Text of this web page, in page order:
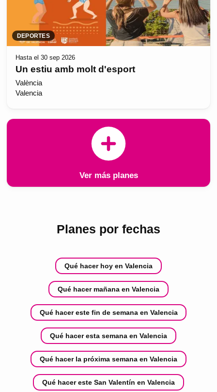
DEPORTES
Hasta el 30 sep 2026
Un estiu amb molt d'esport
València
Valencia
Ver más planes
Planes por fechas
Qué hacer hoy en Valencia
Qué hacer mañana en Valencia
Qué hacer este fin de semana en Valencia
Qué hacer esta semana en Valencia
Qué hacer la próxima semana en Valencia
Qué hacer este San Valentín en Valencia